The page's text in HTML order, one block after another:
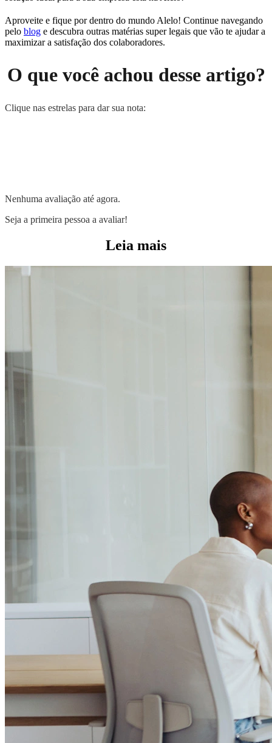
Aproveite e fique por dentro do mundo Alelo! Continue navegando
pelo blog e descubra outras matérias super legais que vão te ajudar a
maximizar a satisfação dos colaboradores.
O que você achou desse artigo?
Clique nas estrelas para dar sua nota:
Nenhuma avaliação até agora.
Seja a primeira pessoa a avaliar!
Leia mais
Institucional
Código Corporativo de Conduta Ética
Compromisso com o Meio Ambiente
Educação Financeira
Governança Corporativa
Política de Prevenção à Lavagem de Dinheiro
Política de Privacidade
Política de Segurança da Informação
Relatório de Transparência Salarial
Regulamento do Arranjo PAT
Soluções
Alelo Tudo Alelo Pod Gestão de VT
Soluções de Pagamentos